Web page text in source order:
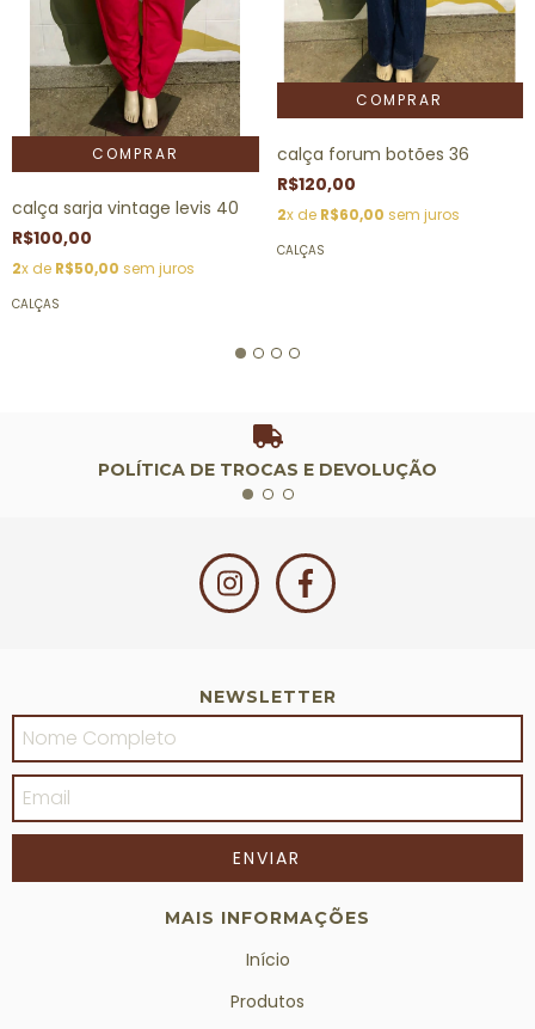
calça sarja vintage levis 40
R$100,00
2x de R$50,00 sem juros
CALÇAS
calça forum botões 36
R$120,00
2x de R$60,00 sem juros
CALÇAS
POLÍTICA DE TROCAS E DEVOLUÇÃO
NEWSLETTER
MAIS INFORMAÇÕES
Início
Produtos